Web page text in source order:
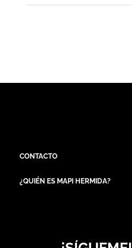
CONTACTO
¿QUIÉN ES MAPI HERMIDA?